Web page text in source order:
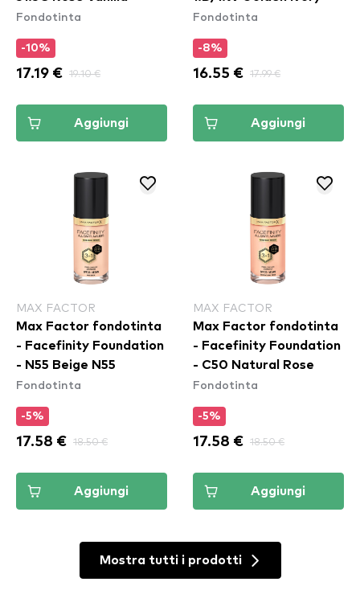
Fondotinta
-10%
17.19 € 19.10 €
Aggiungi
Fondotinta
-8%
16.55 € 17.99 €
Aggiungi
MAX FACTOR
Max Factor fondotinta
- Facefinity Foundation
- N55 Beige N55
Fondotinta
-5%
17.58 € 18.50 €
Aggiungi
MAX FACTOR
Max Factor fondotinta
- Facefinity Foundation
- C50 Natural Rose
Fondotinta
-5%
17.58 € 18.50 €
Aggiungi
Mostra tutti i prodotti